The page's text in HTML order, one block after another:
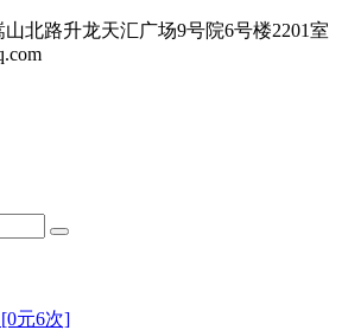
北路升龙天汇广场9号院6号楼2201室
元6次]